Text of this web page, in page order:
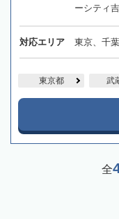
ーシティ
対応エリア 東京、千
東京都 武
全